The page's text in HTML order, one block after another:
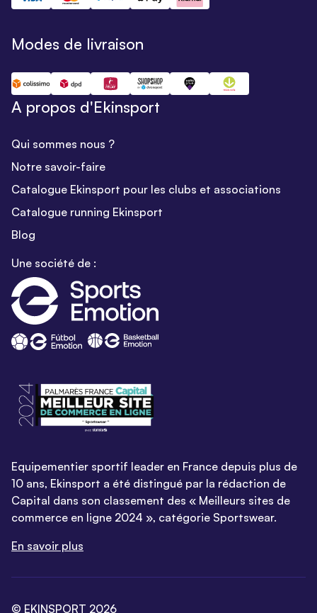
Modes de livraison
A propos d'Ekinsport
Qui sommes nous ?
Notre savoir-faire
Catalogue Ekinsport pour les clubs et associations
Catalogue running Ekinsport
Blog
Une société de :
Equipementier sportif leader en France depuis plus de
10 ans, Ekinsport a été distingué par la rédaction de
Capital dans son classement des « Meilleurs sites de
commerce en ligne 2024 », catégorie Sportswear.
En savoir plus
© EKINSPORT 2026